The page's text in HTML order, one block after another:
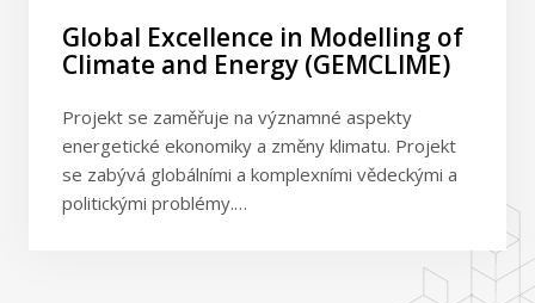
Global Excellence in Modelling of
Climate and Energy (GEMCLIME)
Projekt se zaměřuje na významné aspekty
energetické ekonomiky a změny klimatu. Projekt
se zabývá globálními a komplexními vědeckými a
politickými problémy.…